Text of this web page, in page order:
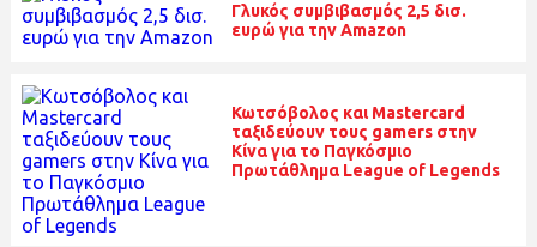
Γλυκός συμβιβασμός 2,5 δισ.
ευρώ για την Amazon
Κωτσόβολος και Mastercard
ταξιδεύουν τους gamers στην
Κίνα για το Παγκόσμιο
Πρωτάθλημα League of Legends